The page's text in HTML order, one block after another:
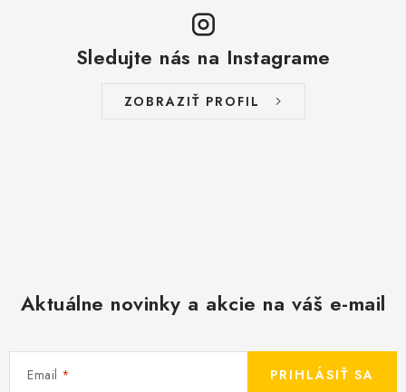
Sledujte nás na Instagrame
ZOBRAZIŤ PROFIL
Aktuálne novinky a akcie na váš e-mail
Email PRIHLÁSIŤ SA